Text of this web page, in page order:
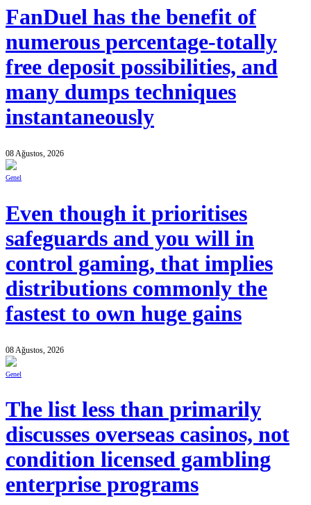
FanDuel has the benefit of
numerous percentage-totally
free deposit possibilities, and
many dumps techniques
instantaneously
08 Ağustos, 2026
Genel
Even though it prioritises
safeguards and you will in
control gaming, that implies
distributions commonly the
fastest to own huge gains
08 Ağustos, 2026
Genel
The list less than primarily
discusses overseas casinos, not
condition licensed gambling
enterprise programs